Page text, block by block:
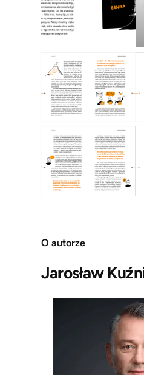
O autorze
Jarosław